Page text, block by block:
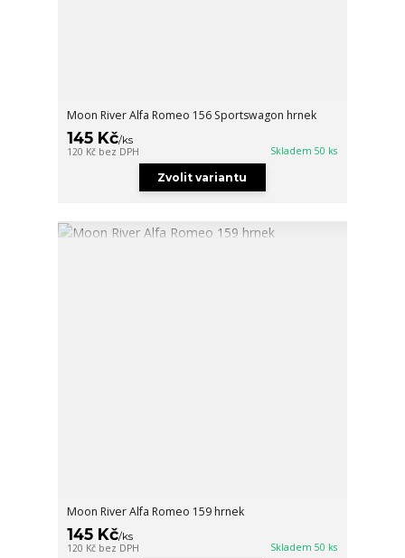
Moon River Alfa Romeo 156 Sportswagon hrnek
145 Kč/ks
120 Kč bez DPH Skladem 50 ks
Zvolit variantu
Moon River Alfa Romeo 159 hrnek
145 Kč/ks
120 Kč bez DPH Skladem 50 ks